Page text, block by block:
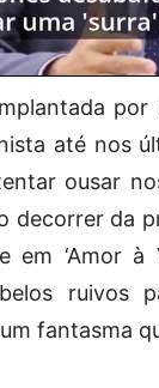
até nos
ousar
decorrer da
em ‘Amor à
ruivos
fantasma